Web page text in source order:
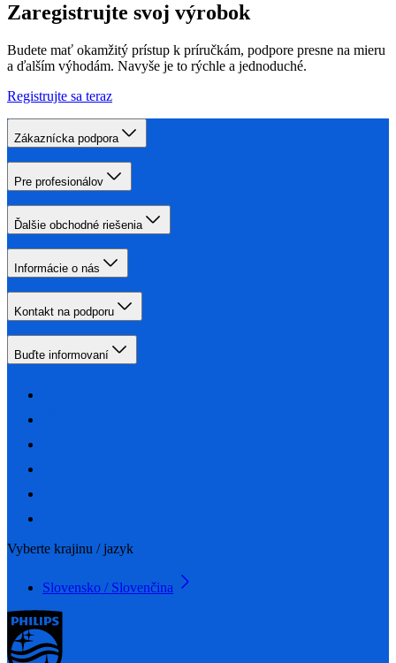
Zaregistrujte svoj výrobok
Budete mať okamžitý prístup k príručkám, podpore presne na mieru
a ďalším výhodám. Navyše je to rýchle a jednoduché.
Registrujte sa teraz
Zákaznícka podpora
Pre profesionálov
Ďalšie obchodné riešenia
Informácie o nás
Kontakt na podporu
Buďte informovaní
Vyberte krajinu / jazyk
Slovensko / Slovenčina